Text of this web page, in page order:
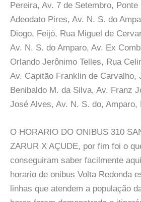
Pereira, Av. 7 de Setembro,
Adeodato Pires, Av. N. S. do
Diogo, Feijó, Rua Miguel de
Av. N. S. do Amparo, Av. Ex
Orlando Jerônimo Telles, Rua
Av. Capitão Franklin de Carvalho,
Benibaldo M. da Silva, Av. Franz
José Alves, Av. N. S. do, Amparo,
O HORARIO DO ONIBUS 310
ZARUR X AÇUDE, por fim foi o
conseguiram saber facilmente
horario de onibus Volta Redonda
linhas que atendem a população